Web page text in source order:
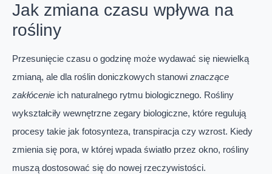
Jak zmiana czasu wpływa na
rośliny
Przesunięcie czasu o godzinę może wydawać się niewielką
zmianą, ale dla roślin doniczkowych stanowi znaczące
zakłócenie ich naturalnego rytmu biologicznego. Rośliny
wykształciły wewnętrzne zegary biologiczne, które regulują
procesy takie jak fotosynteza, transpiracja czy wzrost. Kiedy
zmienia się pora, w której wpada światło przez okno, rośliny
muszą dostosować się do nowej rzeczywistości.